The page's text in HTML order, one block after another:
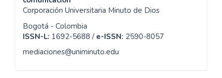
Corporación Universitaria Minuto de Dios
Bogotá - Colombia
ISSN-L: 1692-5688 / e-ISSN: 2590-8057
mediaciones@uniminuto.edu